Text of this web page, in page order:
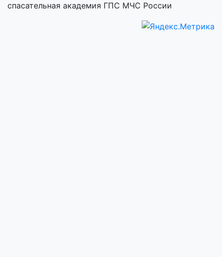
спасательная академия ГПС МЧС России